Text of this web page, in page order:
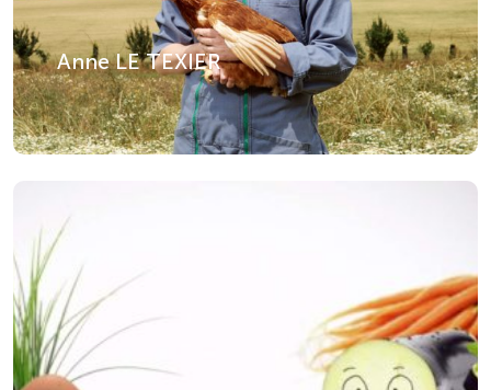
Anne LE TEXIER